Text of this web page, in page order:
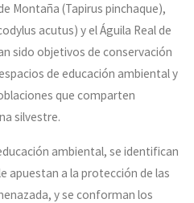
Montaña (Tapirus pinchaque),
acutus) y el Águila Real de
sido objetivos de conservación
de educación ambiental y
que comparten
silvestre.
ambiental, se identifican
apuestan a la protección de las
y se conforman los